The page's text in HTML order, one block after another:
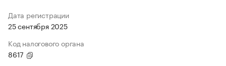
Дата регистрации
25 сентября 2025
Код налогового органа
8617